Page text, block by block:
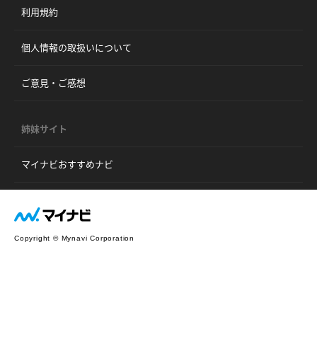
利用規約
個人情報の取扱いについて
ご意見・ご感想
姉妹サイト
マイナビおすすめナビ
Copyright © Mynavi Corporation